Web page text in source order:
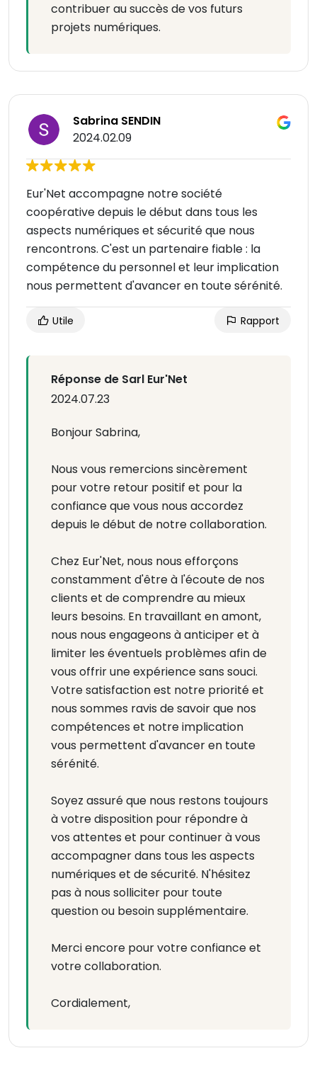
contribuer au succès de vos futurs
projets numériques.
Sabrina SENDIN
2024.02.09
Eur'Net accompagne notre société
coopérative depuis le début dans tous les
aspects numériques et sécurité que nous
rencontrons. C'est un partenaire fiable : la
compétence du personnel et leur implication
nous permettent d'avancer en toute sérénité.
Utile Rapport
Réponse de Sarl Eur'Net
2024.07.23
Bonjour Sabrina,
Nous vous remercions sincèrement
pour votre retour positif et pour la
confiance que vous nous accordez
depuis le début de notre collaboration.
Chez Eur'Net, nous nous efforçons
constamment d'être à l'écoute de nos
clients et de comprendre au mieux
leurs besoins. En travaillant en amont,
nous nous engageons à anticiper et à
limiter les éventuels problèmes afin de
vous offrir une expérience sans souci.
Votre satisfaction est notre priorité et
nous sommes ravis de savoir que nos
compétences et notre implication
vous permettent d'avancer en toute
sérénité.
Soyez assuré que nous restons toujours
à votre disposition pour répondre à
vos attentes et pour continuer à vous
accompagner dans tous les aspects
numériques et de sécurité. N'hésitez
pas à nous solliciter pour toute
question ou besoin supplémentaire.
Merci encore pour votre confiance et
votre collaboration.
Cordialement,